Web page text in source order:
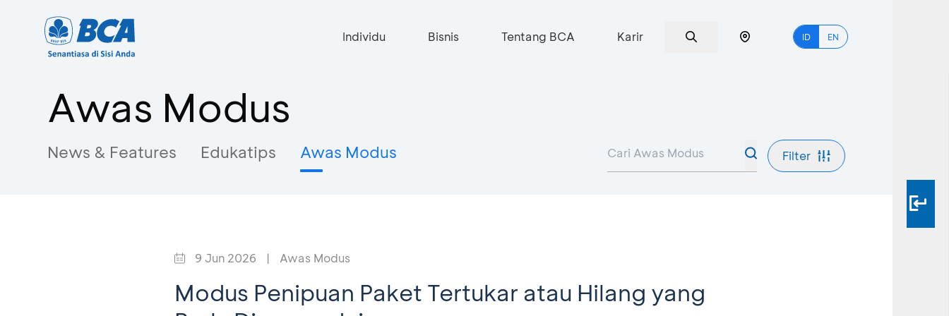
Individu Bisnis Tentang BCA Karir ID EN
Awas Modus
News & Features Edukatips Awas Modus Filter
9 Jun 2026 | Awas Modus
Modus Penipuan Paket Tertukar atau Hilang yang